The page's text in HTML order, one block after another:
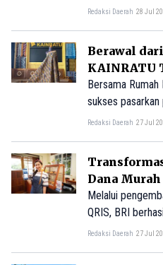
77.592 unit atau
Redaksi Daerah 28 Jul
Berawal
KAINRATU
Berkat BRI
Bersama Rumah
sukses
di Indonesia
Redaksi Daerah 27 Jul
Dana
Keuangan
Melalui
QRIS, BRI
signifikan,
Redaksi Daerah 27 Jul